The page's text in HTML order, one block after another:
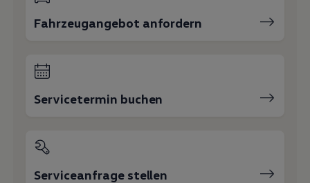
Fahrzeugangebot anfordern
Servicetermin buchen
Serviceanfrage stellen